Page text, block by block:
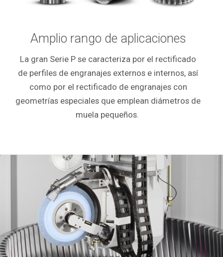
Amplio rango de aplicaciones
La gran Serie P se caracteriza por el rectificado
de perfiles de engranajes externos e internos, así
como por el rectificado de engranajes con
geometrías especiales que emplean diámetros de
muela pequeños.